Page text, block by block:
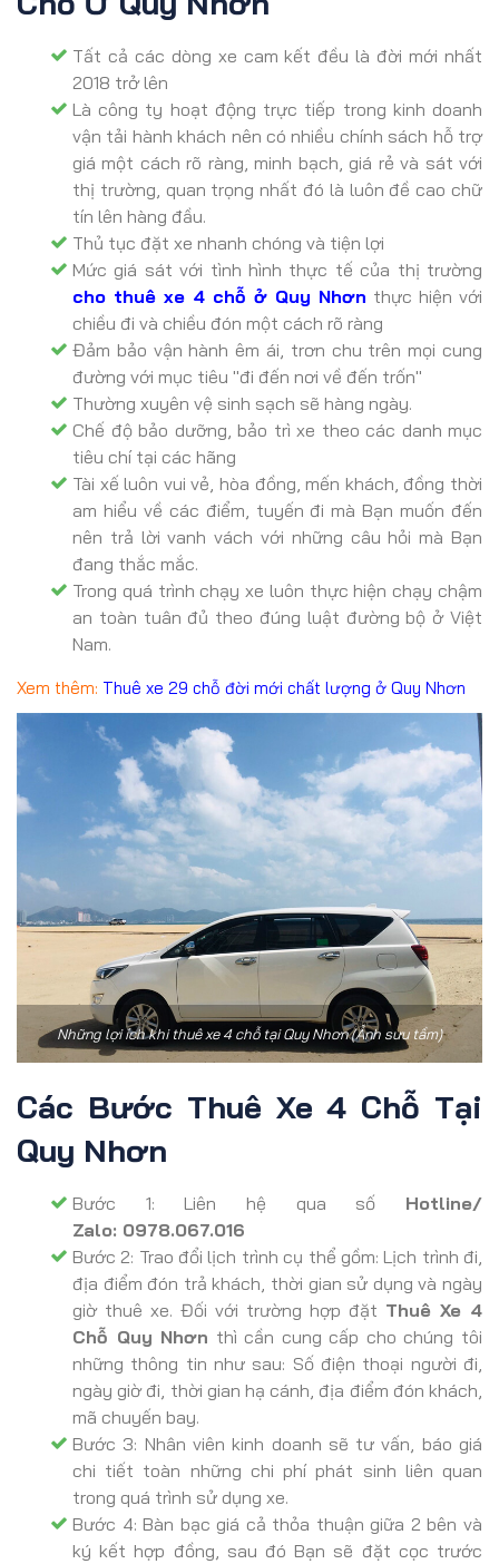
Tất cả các dòng xe cam kết đều là đời mới nhất
2018 trở lên
Là công ty hoạt động trực tiếp trong kinh doanh
vận tải hành khách nên có nhiều chính sách hỗ trợ
giá một cách rõ ràng, minh bạch, giá rẻ và sát với
thị trường, quan trọng nhất đó là luôn đề cao chữ
tín lên hàng đầu.
Thủ tục đặt xe nhanh chóng và tiện lợi
Mức giá sát với tình hình thực tế của thị trường
cho thuê xe 4 chỗ ở Quy Nhơn thực hiện với
chiều đi và chiều đón một cách rõ ràng
Đảm bảo vận hành êm ái, trơn chu trên mọi cung
đường với mục tiêu "đi đến nơi về đến trốn"
Thường xuyên vệ sinh sạch sẽ hàng ngày.
Chế độ bảo dưỡng, bảo trì xe theo các danh mục
tiêu chí tại các hãng
Tài xế luôn vui vẻ, hòa đồng, mến khách, đồng thời
am hiểu về các điểm, tuyến đi mà Bạn muốn đến
nên trả lời vanh vách với những câu hỏi mà Bạn
đang thắc mắc.
Trong quá trình chạy xe luôn thực hiện chạy chậm
an toàn tuân đủ theo đúng luật đường bộ ở Việt
Nam.
Xem thêm: Thuê xe 29 chỗ đời mới chất lượng ở Quy Nhơn
Những lợi ích khi thuê xe 4 chỗ tại Quy Nhơn (Ảnh sưu tầm)
Các Bước Thuê Xe 4 Chỗ Tại
Quy Nhơn
Bước 1: Liên hệ qua số Hotline/
Zalo: 0978.067.016
Bước 2: Trao đổi lịch trình cụ thể gồm: Lịch trình đi,
địa điểm đón trả khách, thời gian sử dụng và ngày
giờ thuê xe. Đối với trường hợp đặt Thuê Xe 4
Chỗ Quy Nhơn thì cần cung cấp cho chúng tôi
những thông tin như sau: Số điện thoại người đi,
ngày giờ đi, thời gian hạ cánh, địa điểm đón khách,
mã chuyến bay.
Bước 3: Nhân viên kinh doanh sẽ tư vấn, báo giá
chi tiết toàn những chi phí phát sinh liên quan
trong quá trình sử dụng xe.
Bước 4: Bàn bạc giá cả thỏa thuận giữa 2 bên và
ký kết hợp đồng, sau đó Bạn sẽ đặt cọc trước